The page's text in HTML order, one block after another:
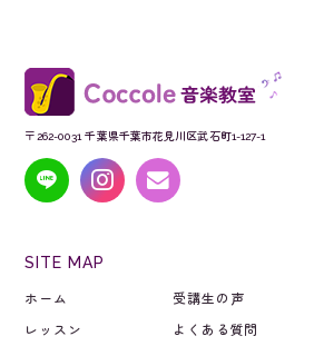
〒262-0031 千葉県千葉市花見川区武石町1-127-1
SITE MAP
ホーム
レッスン
受講生の声
よくある質問